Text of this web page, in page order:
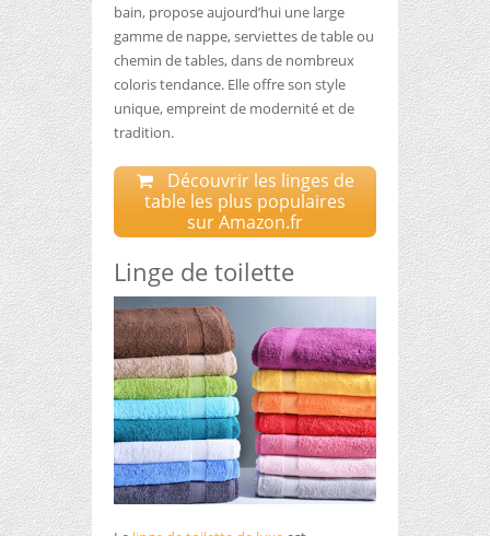
bain, propose aujourd’hui une large
gamme de nappe, serviettes de table ou
chemin de tables, dans de nombreux
coloris tendance. Elle offre son style
unique, empreint de modernité et de
tradition.
Découvrir les linges de
table les plus populaires
sur Amazon.fr
Linge de toilette